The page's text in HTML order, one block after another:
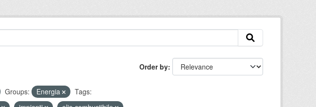
Order by
Groups: Energia
Tags: